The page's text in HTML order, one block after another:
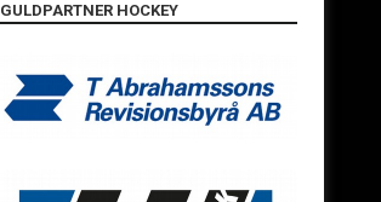
GULDPARTNER HOCKEY